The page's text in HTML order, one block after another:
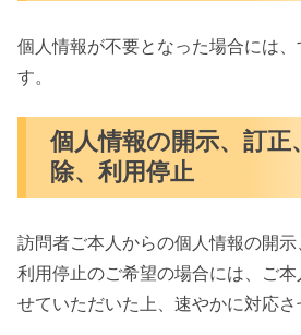
個人情報が不要となった場合には、
す。
個人情報の開示、訂正
除、利用停止
訪問者ご本人からの個人情報の開示
利用停止のご希望の場合には、ご
せていただいた上、速やかに対応さ